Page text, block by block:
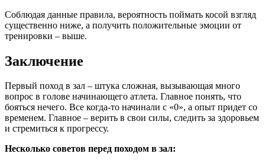
Соблюдая данные правила, вероятность поймать косой взгляд
существенно ниже, а получить положительные эмоции от
тренировки – выше.
Заключение
Первый поход в зал – штука сложная, вызывающая много
вопрос в голове начинающего атлета. Главное понять, что
бояться нечего. Все когда-то начинали с «0», а опыт придет со
временем. Главное – верить в свои силы, следить за здоровьем
и стремиться к прогрессу.
Несколько советов перед походом в зал: